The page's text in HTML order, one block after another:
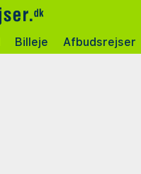
Billeje Afbudsrejser